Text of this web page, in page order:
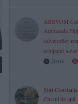
ARSVOM
Ambasada
salvatorilor
echipajul
20:04
Știri Constanța
Cursul de apă